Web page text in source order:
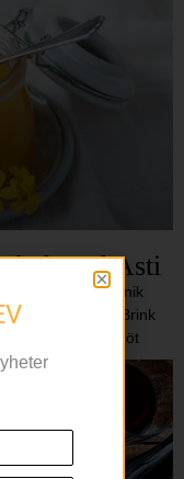
med Asti
DOCG som unik
Emma Brink
En söt